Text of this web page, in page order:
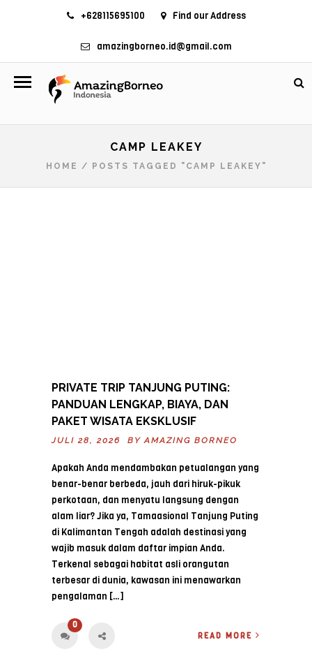
+628115695100 Find our Address
amazingborneo.id@gmail.com
CAMP LEAKEY
HOME / POSTS TAGGED "CAMP LEAKEY"
PRIVATE TRIP TANJUNG PUTING:
PANDUAN LENGKAP, BIAYA, DAN
PAKET WISATA EKSKLUSIF
JULI 28, 2026 BYAMAZING BORNEO
Apakah Anda mendambakan petualangan yang
benar-benar berbeda, jauh dari hiruk-pikuk
perkotaan, dan menyatu langsung dengan
alam liar? Jika ya, Tamaasional Tanjung Puting
di Kalimantan Tengah adalah destinasi yang
wajib masuk dalam daftar impian Anda.
Terkenal sebagai habitat asli orangutan
terbesar di dunia, kawasan ini menawarkan
pengalaman […]
0
READ MORE